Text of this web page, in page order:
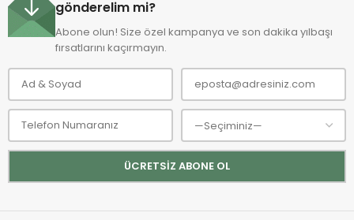
gönderelim mi?
Abone olun! Size özel kampanya ve son dakika yılbaşı
fırsatlarını kaçırmayın.